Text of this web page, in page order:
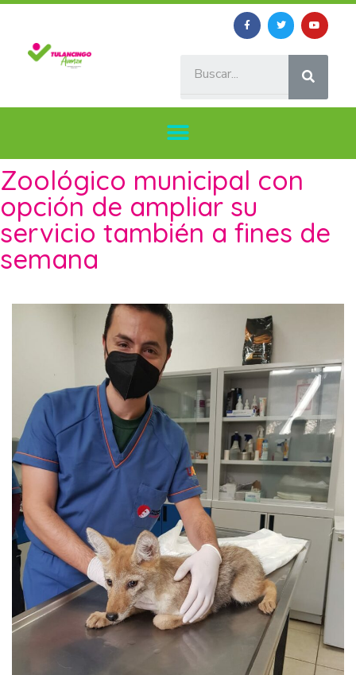
Zoológico municipal con
opción de ampliar su
servicio también a fines de
semana